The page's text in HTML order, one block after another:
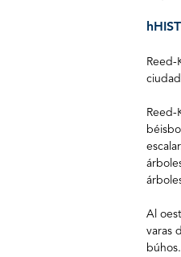
h
Al
varas
búhos.